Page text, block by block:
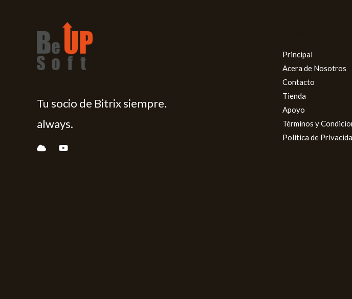
Tu socio de Bitrix siempre.
always.
Principal
Acera de Nosotros
Contacto
Tienda
Apoyo
Términos y
Política de